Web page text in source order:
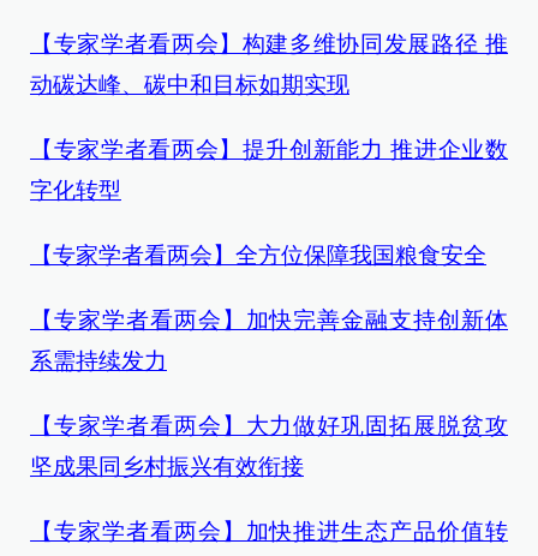
【专家学者看两会】构建多维协同发展路径 推
动碳达峰、碳中和目标如期实现
【专家学者看两会】提升创新能力 推进企业数
字化转型
【专家学者看两会】全方位保障我国粮食安全
【专家学者看两会】加快完善金融支持创新体
系需持续发力
【专家学者看两会】大力做好巩固拓展脱贫攻
坚成果同乡村振兴有效衔接
【专家学者看两会】加快推进生态产品价值转